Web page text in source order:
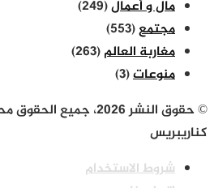
مال و أعمال(249)
مجتمع(553)
مغاربة العالم(263)
منوعات(3)
© حقوق النشر 2026،
كناريبريس
شروط الاستخدام